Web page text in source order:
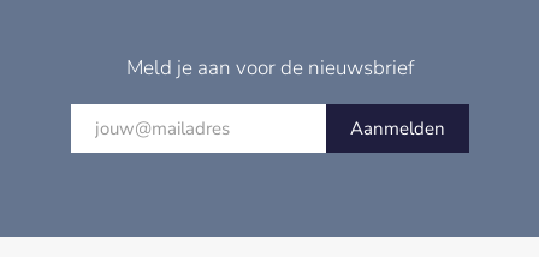
Meld je aan voor de nieuwsbrief
Aanmelden